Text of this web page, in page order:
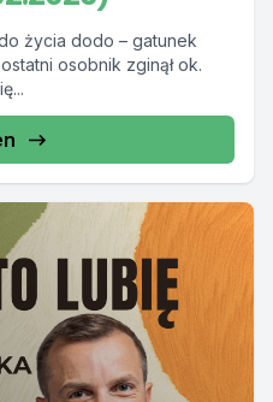
życia dodo – gatunek
osobnik zginął ok.